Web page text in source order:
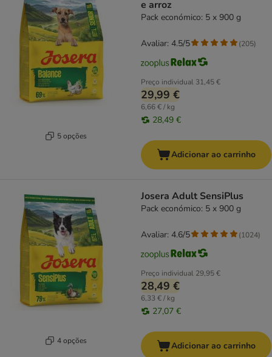
5 opções
e arroz
Pack económico: 5 x 900 g
Preço individual 31,45 €
29,99 €
6,66 € / kg
28,49 €
Avaliar: 4.5/5 (205)
Adicionar ao carrinho
4 opções
Josera Adult SensiPlus
Pack económico: 5 x 900 g
Preço individual 29,95 €
28,49 €
6,33 € / kg
27,07 €
Avaliar: 4.6/5 (1024)
Adicionar ao carrinho